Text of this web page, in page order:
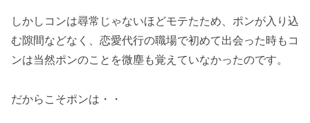
しかしコンは尋常じゃないほどモテたため、ポンが入り込
む隙間などなく、恋愛代行の職場で初めて出会った時もコ
ンは当然ポンのことを微塵も覚えていなかったのです。
だからこそポンは・・